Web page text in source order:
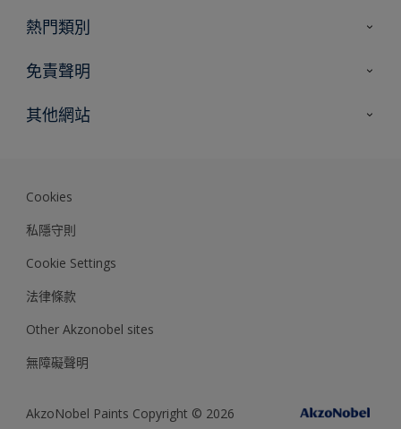
聯絡我們
熱門類別
尋找顏色
專家見解
免責聲明
色彩準確度
其他網站
Cookies
私隱守則
Cookie Settings
法律條款
Other Akzonobel sites
無障礙聲明
AkzoNobel Paints Copyright © 2026